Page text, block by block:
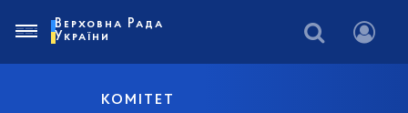
КОМІТЕТ
Верховна Рада
України